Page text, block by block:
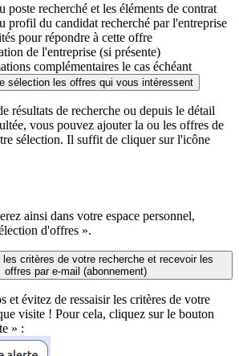
poste recherché et les éléments de contrat
profil du candidat recherché par l'entreprise
pour répondre à cette offre
de l'entreprise (si présente)
complémentaires le cas échéant
sélection les offres qui vous intéressent
résultats de recherche ou depuis le détail
vous pouvez ajouter la ou les offres de
sélection. Il suffit de cliquer sur l'icône
ainsi dans votre espace personnel,
d'offres ».
les critères de votre recherche et recevoir les
offres par e-mail (abonnement)
et évitez de ressaisir les critères de votre
visite ! Pour cela, cliquez sur le bouton
» :